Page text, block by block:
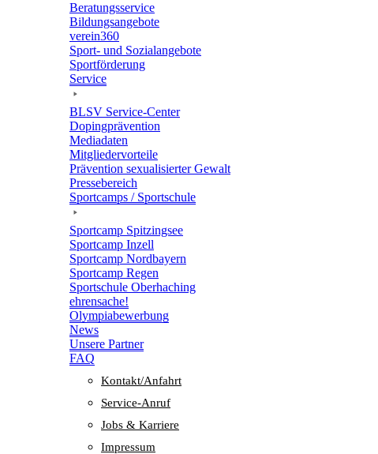
Bera­tungs­ser­vice
Bildungs­an­ge­bote
verein360
Sport- und Sozialangebote
Sport­för­de­rung
Service
BLSV Service-Center
Doping­prä­ven­tion
Media­da­ten
Mitglie­der­vor­teile
Präven­tion sexua­li­sier­ter Gewalt
Pres­se­be­reich
Sport­camps / Sportschule
Sport­camp Spitzingsee
Sport­camp Inzell
Sport­camp Nordbayern
Sport­camp Regen
Sport­schule Oberhaching
ehren­sa­che!
Olym­pia­be­wer­bung
News
Unsere Part­ner
FAQ
Kontakt/​​Anfahrt
Service-Anruf
Jobs & Karriere
Impres­sum